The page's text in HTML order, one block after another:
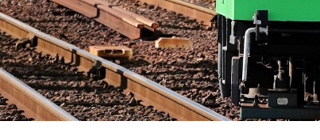
記事掲載基準
運営
特定商取引法に基づく表記